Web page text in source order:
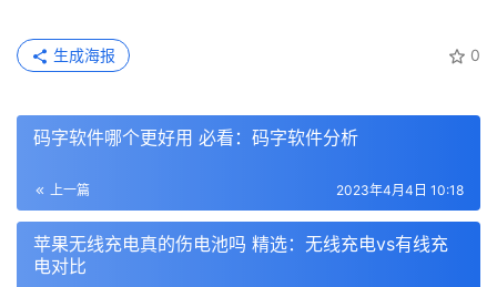
0
生成海报
码字软件哪个更好用 必看：码字软件分析
上一篇 2023年4月4日 10:18
苹果无线充电真的伤电池吗 精选：无线充电vs有线充
电对比